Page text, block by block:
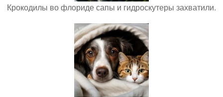
Крокодилы во флориде сапы и гидроскутеры захватили.